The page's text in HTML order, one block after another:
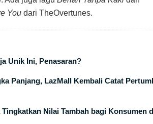
You dari TheOvertunes.
Unik Ini, Penasaran?
Panjang, LazMall Kembali Catat
Nilai Tambah bagi Konsumen